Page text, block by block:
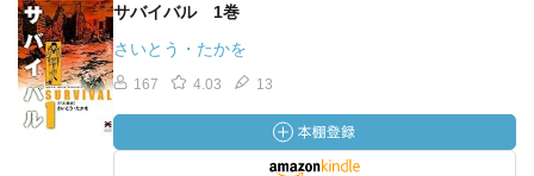
サバイバル 1巻
さいとう・たかを
167 4.03 13